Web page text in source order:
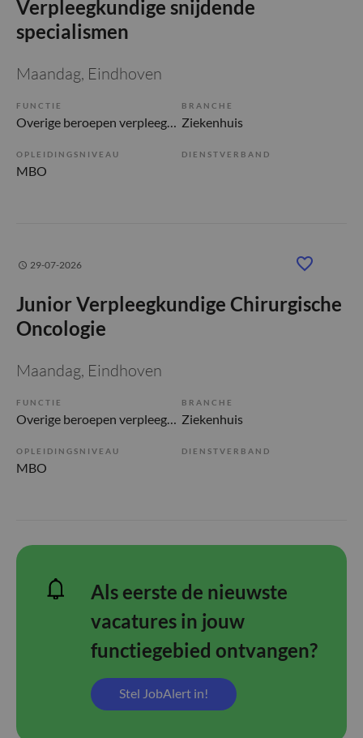
Verpleegkundige snijdende
specialismen
Maandag, Eindhoven
FUNCTIE
Overige beroepen verpleegkunde
BRANCHE
Ziekenhuis
OPLEIDINGSNIVEAU
MBO
DIENSTVERBAND
29-07-2026
Junior Verpleegkundige Chirurgische
Oncologie
Maandag, Eindhoven
FUNCTIE
Overige beroepen verpleegkunde
BRANCHE
Ziekenhuis
OPLEIDINGSNIVEAU
MBO
DIENSTVERBAND
Als eerste de nieuwste
vacatures in jouw
functiegebied ontvangen?
Stel JobAlert in!